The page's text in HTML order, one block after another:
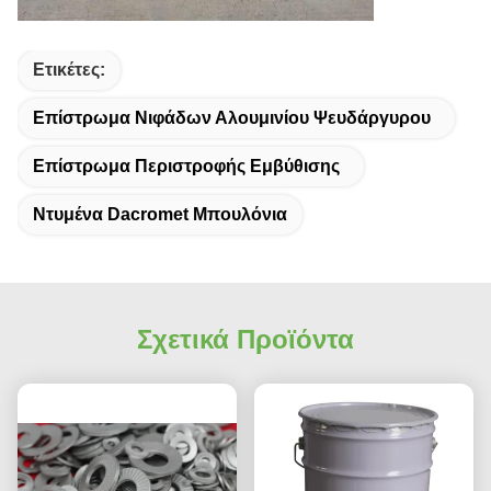
Ετικέτες:
Επίστρωμα Νιφάδων Αλουμινίου Ψευδάργυρου
Επίστρωμα Περιστροφής Εμβύθισης
Ντυμένα Dacromet Μπουλόνια
Σχετικά Προϊόντα